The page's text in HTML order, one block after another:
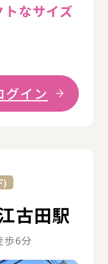
なサイズ
グイン
)
古田駅
6分